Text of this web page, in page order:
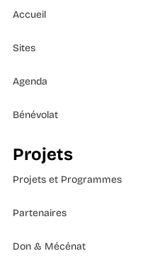
Accueil
Sites
Agenda
Bénévolat
Projets
Projets et Programmes
Partenaires
Don & Mécénat